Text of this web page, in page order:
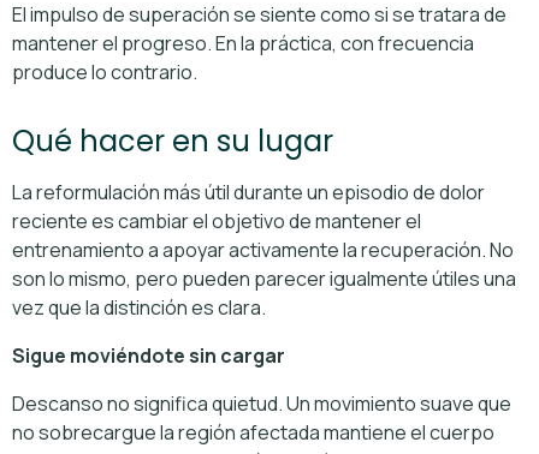
El impulso de superación se siente como si se tratara de
mantener el progreso. En la práctica, con frecuencia
produce lo contrario.
Qué hacer en su lugar
La reformulación más útil durante un episodio de dolor
reciente es cambiar el objetivo de mantener el
entrenamiento a apoyar activamente la recuperación. No
son lo mismo, pero pueden parecer igualmente útiles una
vez que la distinción es clara.
Sigue moviéndote sin cargar
Descanso no significa quietud. Un movimiento suave que
no sobrecargue la región afectada mantiene el cuerpo